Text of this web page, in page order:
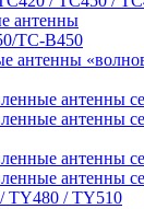
антенны
ТС-В450
антенны
антенны
антенны
антенны
антенны
ТY480 / ТY510